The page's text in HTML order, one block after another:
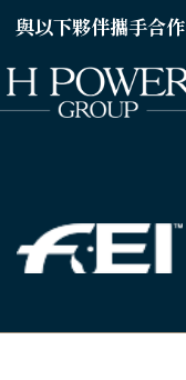
與以下夥伴攜手合作